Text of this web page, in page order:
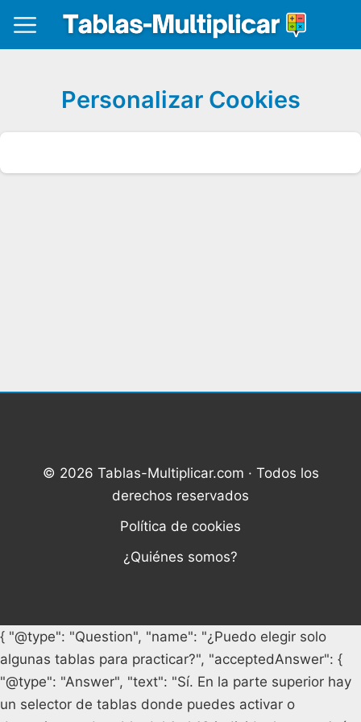
Personalizar Cookies
© 2026 Tablas-Multiplicar.com · Todos los
derechos reservados
Política de cookies
¿Quiénes somos?
{ "@type": "Question", "name": "¿Puedo elegir solo
algunas tablas para practicar?", "acceptedAnswer": {
"@type": "Answer", "text": "Sí. En la parte superior hay
un selector de tablas donde puedes activar o